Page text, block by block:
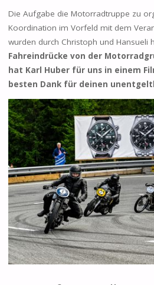
Die Aufgabe die Motorradtruppe zu
Koordination im Vorfeld mit dem
wurden durch Christoph und Hansueli
Fahreindrücke von der
hat Karl Huber für uns in einem
besten Dank für deinen